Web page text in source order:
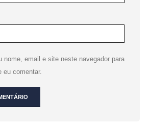
nome, email e site neste navegador para
eu comentar.